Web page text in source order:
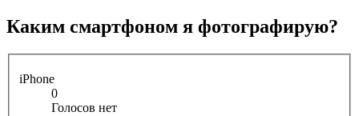
Каким смартфоном я фотографирую?
iPhone
0
Голосов нет